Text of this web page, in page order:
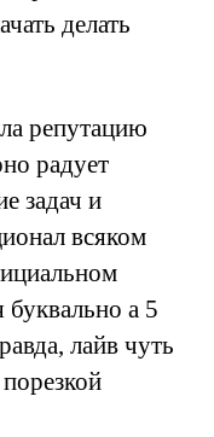
делать
репутацию
радует
задач и
всяком
буквально а 5
лайв чуть